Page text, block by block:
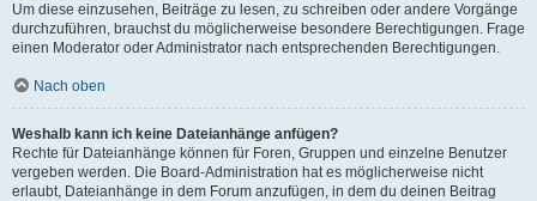
Um diese einzusehen, Beiträge zu lesen, zu schreiben oder andere Vorgänge
durchzuführen, brauchst du möglicherweise besondere Berechtigungen. Frage
einen Moderator oder Administrator nach entsprechenden Berechtigungen.
Nach oben
Weshalb kann ich keine Dateianhänge anfügen?
Rechte für Dateianhänge können für Foren, Gruppen und einzelne Benutzer
vergeben werden. Die Board-Administration hat es möglicherweise nicht
erlaubt, Dateianhänge in dem Forum anzufügen, in dem du deinen Beitrag